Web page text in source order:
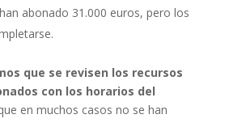
abonado 31.000 euros, pero los
que se revisen los recursos
con los horarios del
en muchos casos no se han